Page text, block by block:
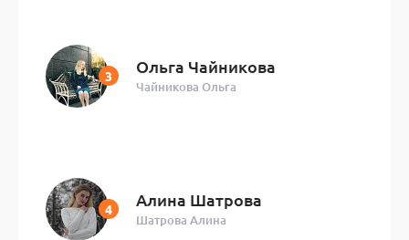
Ольга Чайникова
Чайникова Ольга
Алина Шатрова
Шатрова Алина